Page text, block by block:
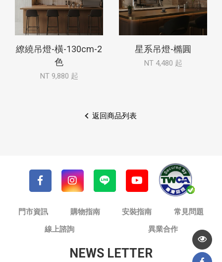
繚繞吊燈-橫-130cm-2
色
NT 9,880 起
星系吊燈-橢圓
NT 4,480 起
返回商品列表
門市資訊 購物指南 安裝指南
常見問題
線上諮詢
異業合作
NEWS LETTER